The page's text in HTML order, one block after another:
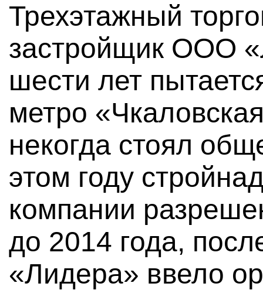
Трехэтажный
застройщик ООО
шести лет
метро
некогда стоял
этом году
компании
до 2014 года,
«Лидера» ввело